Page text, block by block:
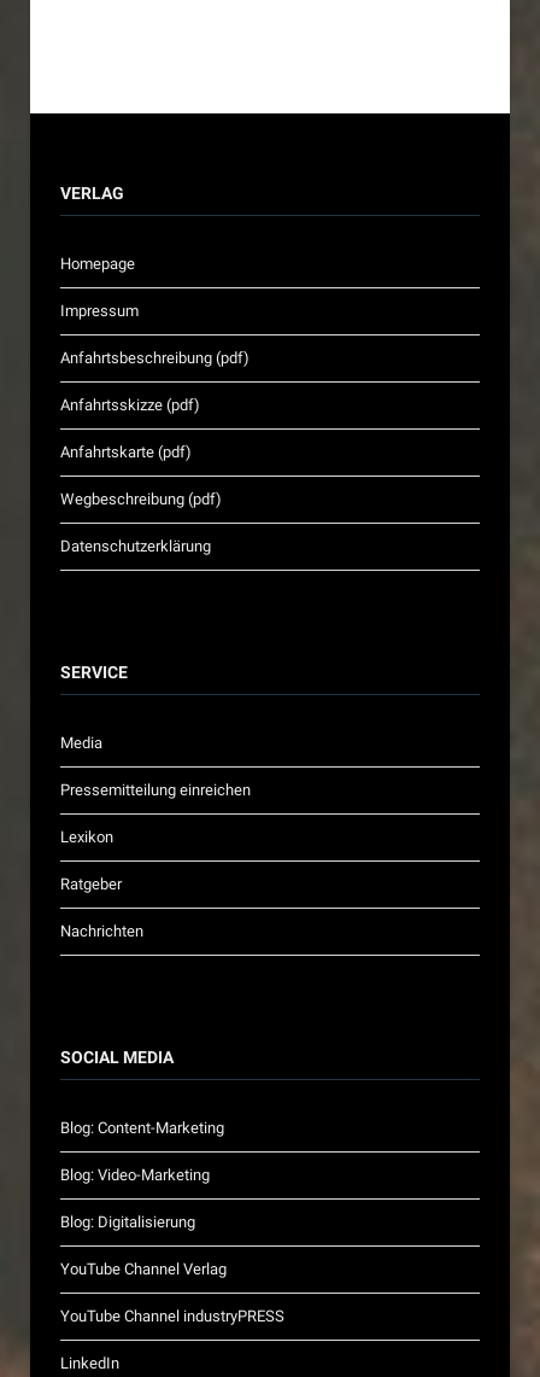
VERLAG
Homepage
Impressum
Anfahrtsbeschreibung (pdf)
Anfahrtsskizze (pdf)
Anfahrtskarte (pdf)
Wegbeschreibung (pdf)
Datenschutzerklärung
SERVICE
Media
Pressemitteilung einreichen
Lexikon
Ratgeber
Nachrichten
SOCIAL MEDIA
Blog: Content-Marketing
Blog: Video-Marketing
Blog: Digitalisierung
YouTube Channel Verlag
YouTube Channel industryPRESS
LinkedIn